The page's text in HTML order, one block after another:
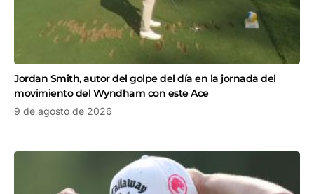
Jordan Smith, autor del golpe del día en la jornada del
movimiento del Wyndham con este Ace
9 de agosto de 2026